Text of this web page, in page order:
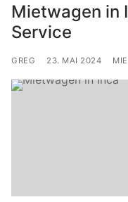
Mietwagen in
Service
GREG 23. MAI 2024